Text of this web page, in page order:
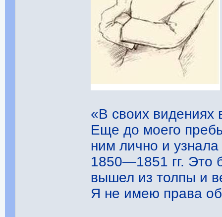
«В своих видениях
Еще до моего
ним лично и
1850—1851 гг. Это
вышел из толпы и
Я не имею права